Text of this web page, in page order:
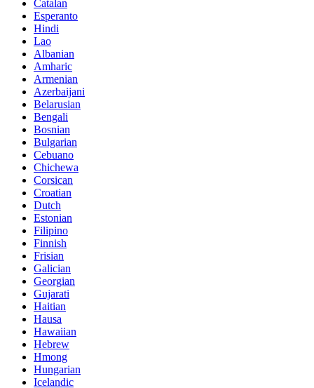
Catalan
Esperanto
Hindi
Lao
Albanian
Amharic
Armenian
Azerbaijani
Belarusian
Bengali
Bosnian
Bulgarian
Cebuano
Chichewa
Corsican
Croatian
Dutch
Estonian
Filipino
Finnish
Frisian
Galician
Georgian
Gujarati
Haitian
Hausa
Hawaiian
Hebrew
Hmong
Hungarian
Icelandic